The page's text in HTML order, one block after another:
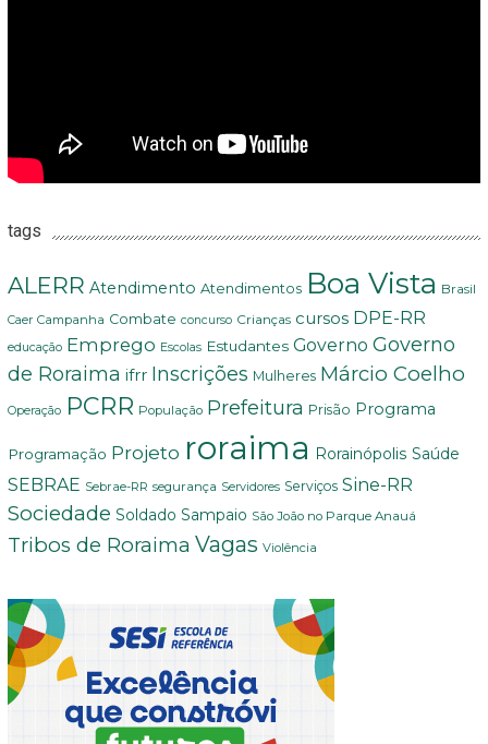
tags
ALERR Atendimento Atendimentos Boa Vista Brasil
Caer Campanha Combate concurso Crianças cursos DPE-RR
educação Emprego Escolas Estudantes Governo Governo
de Roraima ifrr Inscrições Mulheres Márcio Coelho
Operação PCRR População Prefeitura Prisão Programa
Programação Projeto roraima Rorainópolis Saúde
SEBRAE Sebrae-RR segurança Servidores Serviços Sine-RR
Sociedade Soldado Sampaio São João no Parque Anauá
Tribos de Roraima Vagas Violência